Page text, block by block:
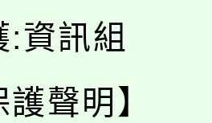
資訊組
護聲明】